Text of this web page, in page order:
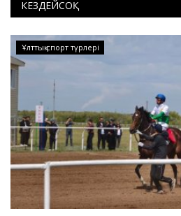
КЕЗДЕЙСОҚ
Ұлттық спорт түрлері